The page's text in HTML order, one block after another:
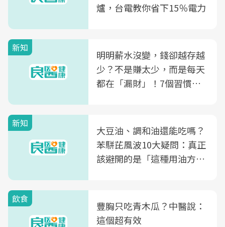
爐，台電教你省下15％電力
新知
明明薪水沒變，錢卻越存越
少？不是賺太少，而是每天
都在「漏財」！7個習慣一
新知
大豆油、調和油還能吃嗎？
苯駢芘風波10大疑問：真正
該避開的是「這種用油方
飲食
豐胸只吃青木瓜？中醫說：
這個超有效